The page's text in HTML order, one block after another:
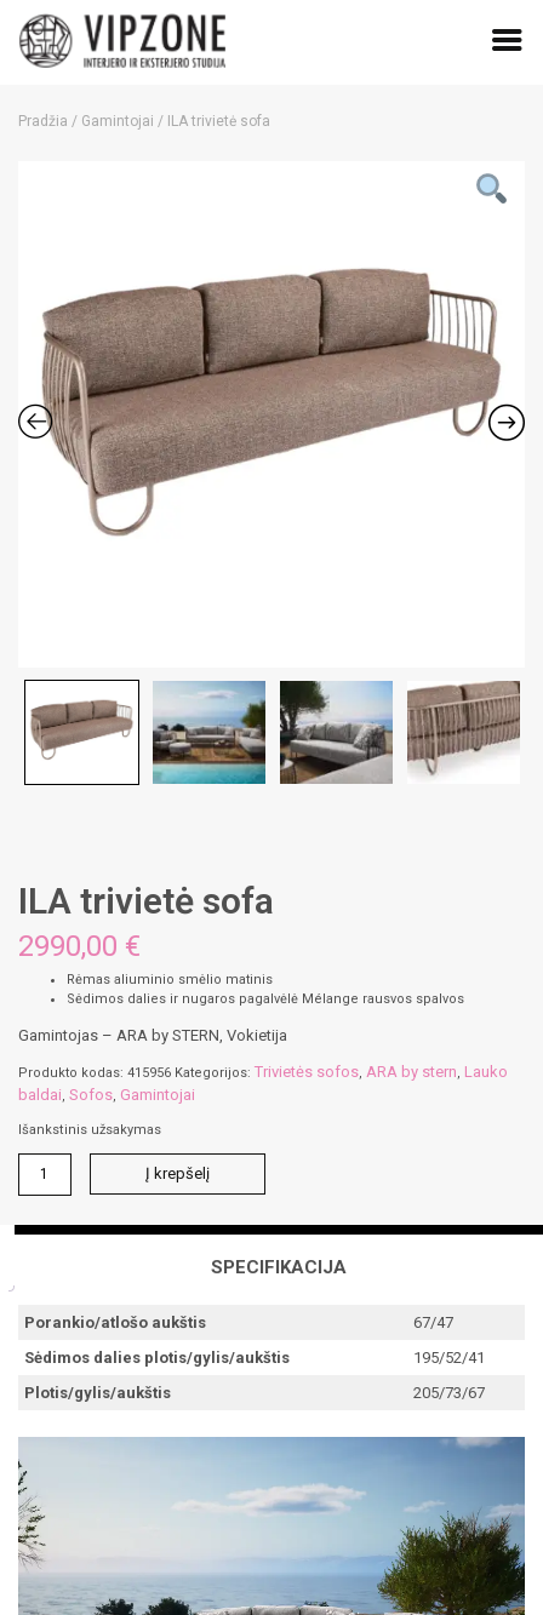
Pradžia / Gamintojai / ILA trivietė sofa
ILA trivietė sofa
2990,00 €
Rėmas aliuminio smėlio matinis
Sėdimos dalies ir nugaros pagalvėlė Mélange rausvos spalvos
Gamintojas – ARA by STERN, Vokietija
Produkto kodas: 415956 Kategorijos: Trivietės sofos ARA by stern Lauko
baldai Sofos Gamintojai
Išankstinis užsakymas
kiekis:
trivietė
Į krepšelį
SPECIFIKACIJA
Porankio/atlošo aukštis
67/47
Sėdimos dalies plotis/gylis/aukštis
195/52/41
Plotis/gylis/aukštis
205/73/67